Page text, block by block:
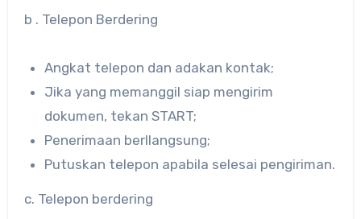
b . Telepon Berdering
Angkat telepon dan adakan kontak;
Jika yang memanggil siap mengirim
dokumen, tekan START;
Penerimaan berllangsung;
Putuskan telepon apabila selesai pengiriman.
c. Telepon berdering